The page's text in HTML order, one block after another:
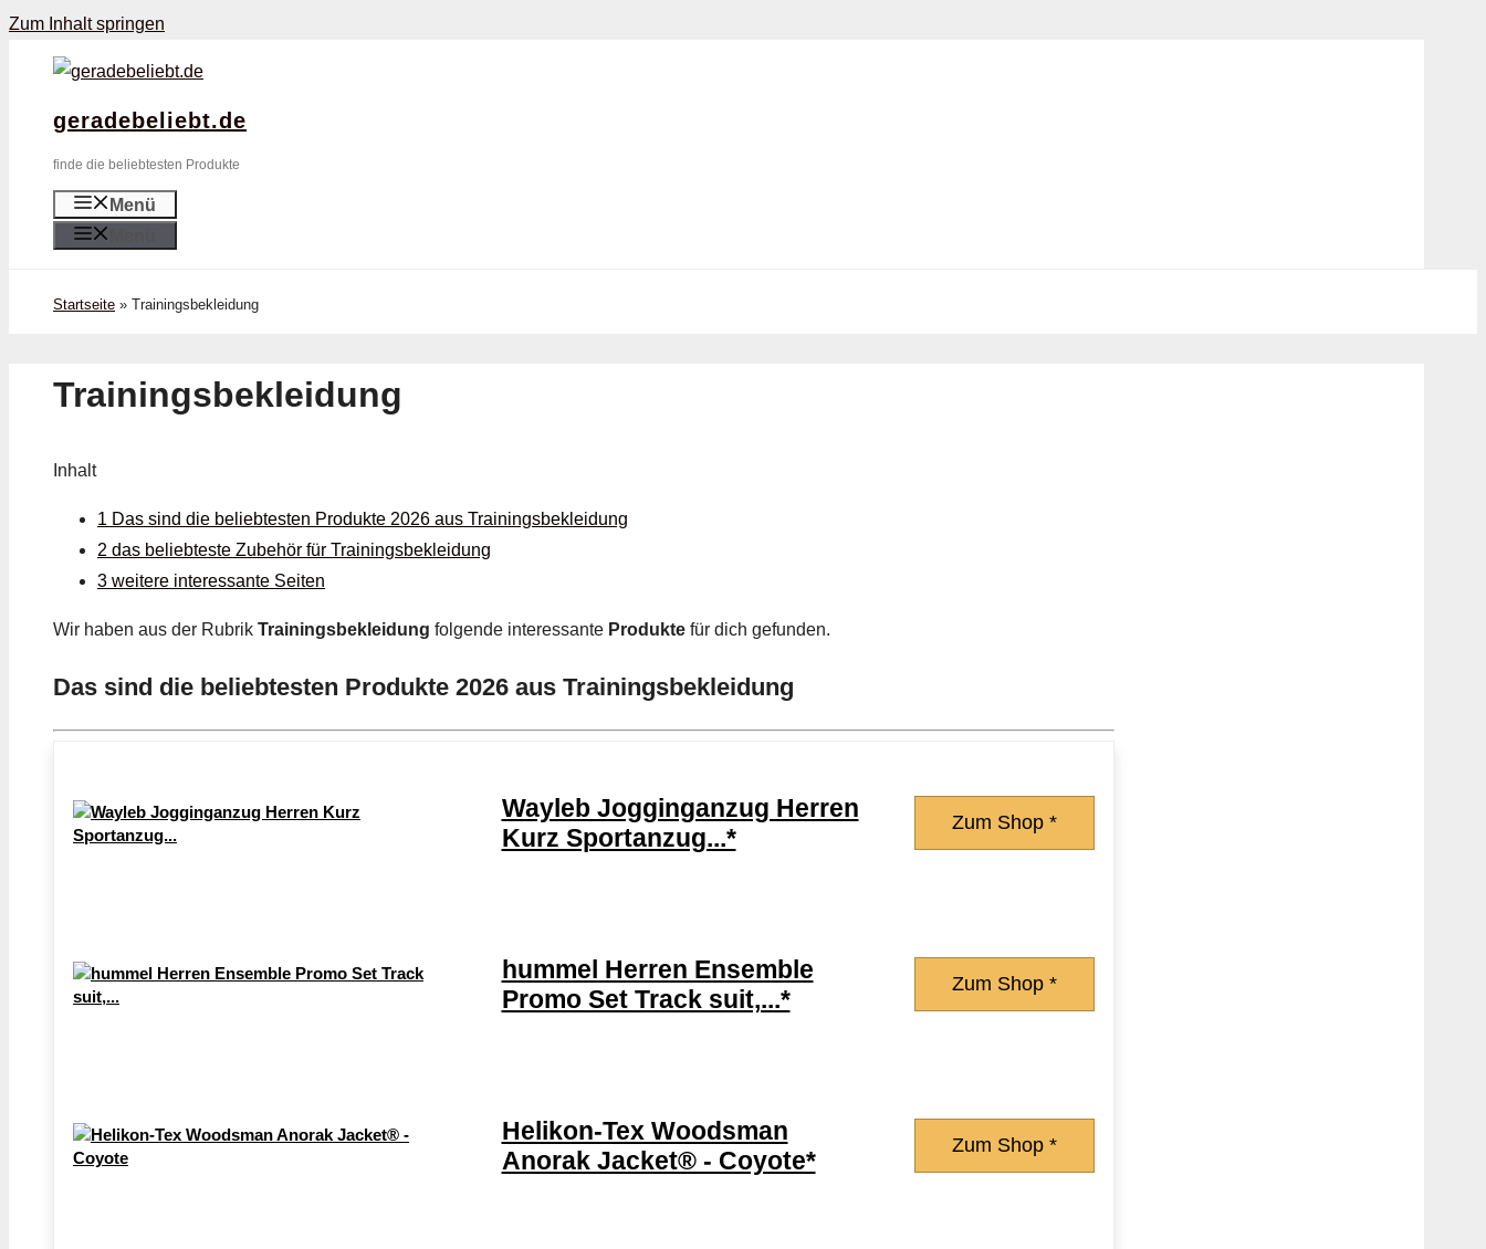
Zum Inhalt springen
geradebeliebt.de
finde die beliebtesten Produkte
Menü
Startseite » Trainingsbekleidung
Trainingsbekleidung
Inhalt
1 Das sind die beliebtesten Produkte 2026 aus Trainingsbekleidung
2 das beliebteste Zubehör für Trainingsbekleidung
3 weitere interessante Seiten
Wir haben aus der Rubrik Trainingsbekleidung folgende interessante Produkte für dich gefunden.
Das sind die beliebtesten Produkte 2026 aus Trainingsbekleidung
Wayleb Jogginganzug Herren
Kurz Sportanzug...*
Zum Shop *
hummel Herren Ensemble
Promo Set Track suit,...*
Zum Shop *
Helikon-Tex Woodsman
Anorak Jacket® - Coyote*
Zum Shop *